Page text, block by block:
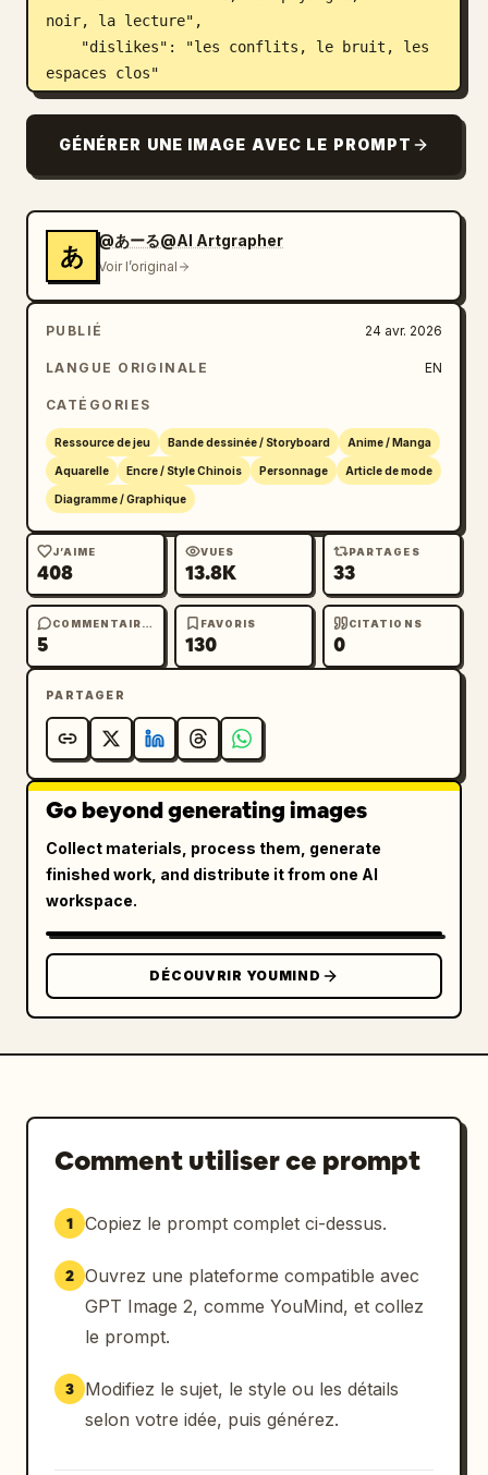
noir, la lecture",
espaces clos"
  },
    "silhouette": "robe blanche longue et
modeste avec veste courte, écharpe, ceinture,
    "pieces": [
      "écharpe blanche avec une broche bijou
rouge",
      "veste courte vert foncé atténué",
      "robe blanche à manches longues avec
jupe plissée douce",
      "collants noirs",
      "bottines noires à talons et lacets"
    ]
  },
  "layout": {
    "orientation": "paysage",
    "sections": [
      {
        "title": "profil du personnage",
        "position": "en haut à gauche",
        "count": 1,
        "labels": ["カナ", "Kana"]
      },
      {
        "title": "vue sous 3 angles",
        "position": "en haut au centre vers
        "count": 3,
        "labels": ["FACE", "PROFIL", "DOS"]
      },
      {
        "title": "informations de base /
notes",
        "position": "en haut à droite",
      },
        "title": "points clés de la tenue",
notes",
        "labels": [
          "écharpe blanche",
          "veste courte",
          "jupe plissée",
          "collants noirs et bottines"
GÉNÉRER UNE IMAGE AVEC LE PROMPT
あ
@あーる@AI Artgrapher
Voir l’original
PUBLIÉ 24 avr. 2026
LANGUE ORIGINALE EN
CATÉGORIES
Ressource de jeu Bande dessinée / Storyboard Anime / Manga
Aquarelle Encre / Style Chinois Personnage Article de mode
Diagramme / Graphique
J’AIME
408
VUES
13.8K
PARTAGES
33
COMMENTAIRES
5
FAVORIS
130
CITATIONS
0
PARTAGER
Go beyond generating images
Collect materials, process them, generate
finished work, and distribute it from one AI
workspace.
DÉCOUVRIR YOUMIND
Comment utiliser ce prompt
1 Copiez le prompt complet ci-dessus.
2 Ouvrez une plateforme compatible avec
GPT Image 2, comme YouMind, et collez
le prompt.
3
Modifiez le sujet, le style ou les détails
selon votre idée, puis générez.